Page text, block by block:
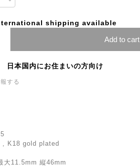
shipping available
Add to cart
日本国内にお住まいの方向け
する
K18 gold plated
大11.5mm 縦46mm